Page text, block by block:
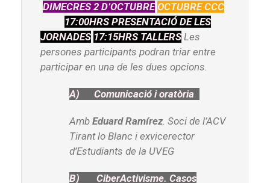
DIMECRES 2 D’OCTUBRE OCTUBRE CCC
17:00HRS PRESENTACIÓ DE LES
JORNADES 17:15HRS TALLERS Les
persones participants podran triar entre
participar en una de les dues opcions.
A) Comunicació i oratòria
Amb Eduard Ramírez. Soci de l’ACV
Tirant lo Blanc i exvicerector
d’Estudiants de la UVEG
B) CiberActivisme. Casos